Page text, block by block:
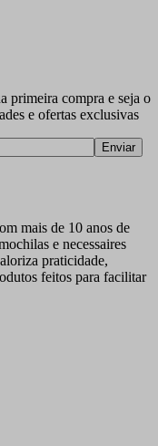
primeira compra e seja o
e ofertas exclusivas
Enviar
mais de 10 anos de
e necessaires
praticidade,
feitos para facilitar